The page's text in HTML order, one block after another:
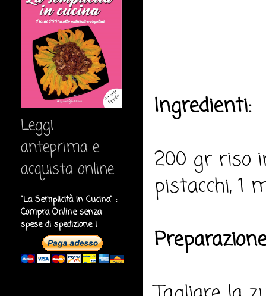
Ingredienti:
200 gr riso
pistacchi, 1
Leggi
anteprima e
acquista online
"La Semplicità in Cucina" :
Compra Online senza
spese di spedizione !